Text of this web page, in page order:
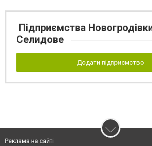
Підприємства
Селидове
Додати підприємство
Реклама на сайті